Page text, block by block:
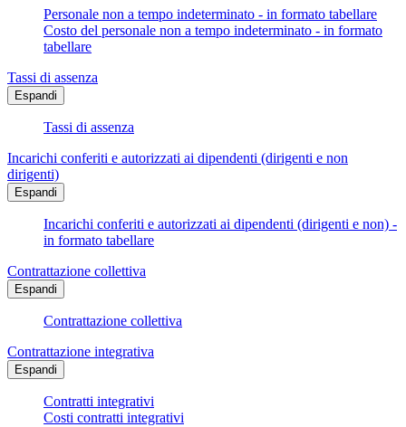
Personale non a tempo indeterminato - in formato tabellare
Costo del personale non a tempo indeterminato - in formato
tabellare
Tassi di assenza
Espandi
Tassi di assenza
Incarichi conferiti e autorizzati ai dipendenti (dirigenti e non
dirigenti)
Espandi
Incarichi conferiti e autorizzati ai dipendenti (dirigenti e non) -
in formato tabellare
Contrattazione collettiva
Espandi
Contrattazione collettiva
Contrattazione integrativa
Espandi
Contratti integrativi
Costi contratti integrativi